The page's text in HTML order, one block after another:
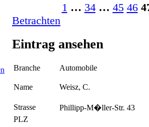
1 … 34 … 45 46
Betrachten
Eintrag ansehen
Branche Automobile
Name Weisz, C.
Strasse
Phillipp-M�ller-Str. 43
PLZ